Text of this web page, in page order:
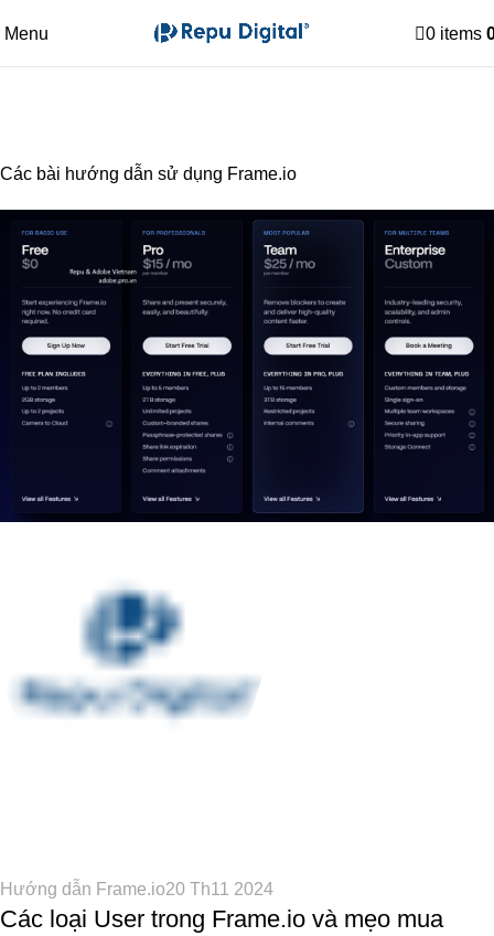
Menu 0 items
Các bài hướng dẫn sử dụng Frame.io
Hướng dẫn Frame.io20 Th11 2024
Các loại User trong Frame.io và mẹo mua